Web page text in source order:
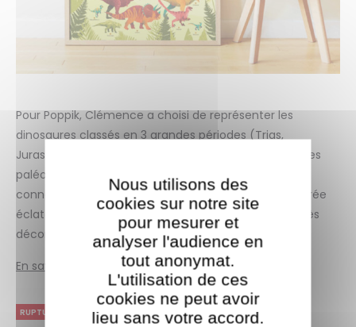
Pour Poppik, Clémence a choisi de représenter les
dinosaures classés en 3 grandes périodes (Trias,
Jurassique, Crétacé). Elle a validé ses images avec des
paléontologue, pour être au plus près des dernières
connaissances sur ce sujet. Grâce à sa gamme colorée
éclatante, la préhistoire devient un sujet joyeux et très
décoratif !
En savoir plus sur Clémence Dupont
RUPTURE DE STOCK
Nous utilisons des
cookies sur notre site
pour mesurer et
analyser l'audience en
tout anonymat.
L'utilisation de ces
cookies ne peut avoir
lieu sans votre accord.​